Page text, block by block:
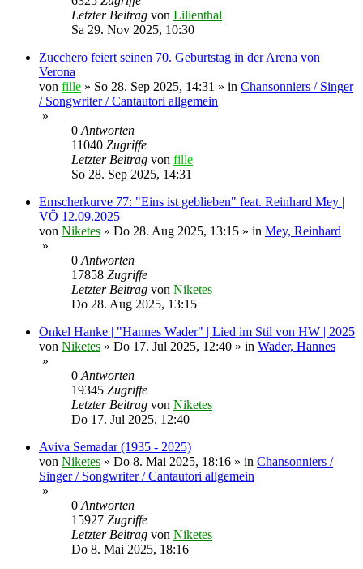
Letzter Beitrag von Lilienthal
Sa 29. Nov 2025, 10:30
Zucchero feiert seinen 70. Geburtstag in der Arena von
Verona
von fille » So 28. Sep 2025, 14:31 » in Chansonniers / Singer
/ Songwriter / Cantautori allgemein
»
0Antworten
11040 Zugriffe
Letzter Beitrag von fille
So 28. Sep 2025, 14:31
Emscherkurve 77: "Eins ist geblieben" feat. Reinhard Mey |
VÖ 12.09.2025
von Niketes » Do 28. Aug 2025, 13:15 » in Mey, Reinhard
»
0Antworten
17858 Zugriffe
Letzter Beitrag von Niketes
Do 28. Aug 2025, 13:15
Onkel Hanke | "Hannes Wader" | Lied im Stil von HW | 2025
von Niketes » Do 17. Jul 2025, 12:40 » in Wader, Hannes
»
0Antworten
19345 Zugriffe
Letzter Beitrag von Niketes
Do 17. Jul 2025, 12:40
Aviva Semadar (1935 - 2025)
von Niketes » Do 8. Mai 2025, 18:16 » in Chansonniers /
Singer / Songwriter / Cantautori allgemein
»
0Antworten
15927 Zugriffe
Letzter Beitrag von Niketes
Do 8. Mai 2025, 18:16